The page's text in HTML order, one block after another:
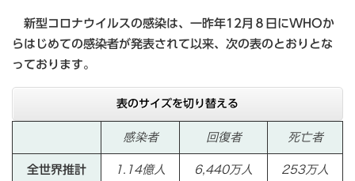
新型コロナウイルスの感染は、一昨年12月８日にWHOか
らはじめての感染者が発表されて以来、次の表のとおりとな
っております。
表のサイズを切り替える
感染者 回復者 死亡者
全世界推計 1.14億人 6,440万人 253万人